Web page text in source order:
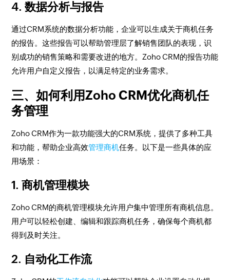
4. 数据分析与报告
通过CRM系统的数据分析功能，企业可以生成关于商机任务
的报告。这些报告可以帮助管理层了解销售团队的表现，识
别成功的销售策略和需要改进的地方。Zoho CRM的报告功能
允许用户自定义报告，以满足特定的业务需求。
三、如何利用Zoho CRM优化商机任
务管理
Zoho CRM作为一款功能强大的CRM系统，提供了多种工具
和功能，帮助企业高效管理商机任务。以下是一些具体的应
用场景：
1. 商机管理模块
Zoho CRM的商机管理模块允许用户集中管理所有商机信息。
用户可以轻松创建、编辑和跟踪商机任务，确保每个商机都
得到及时关注。
2. 自动化工作流